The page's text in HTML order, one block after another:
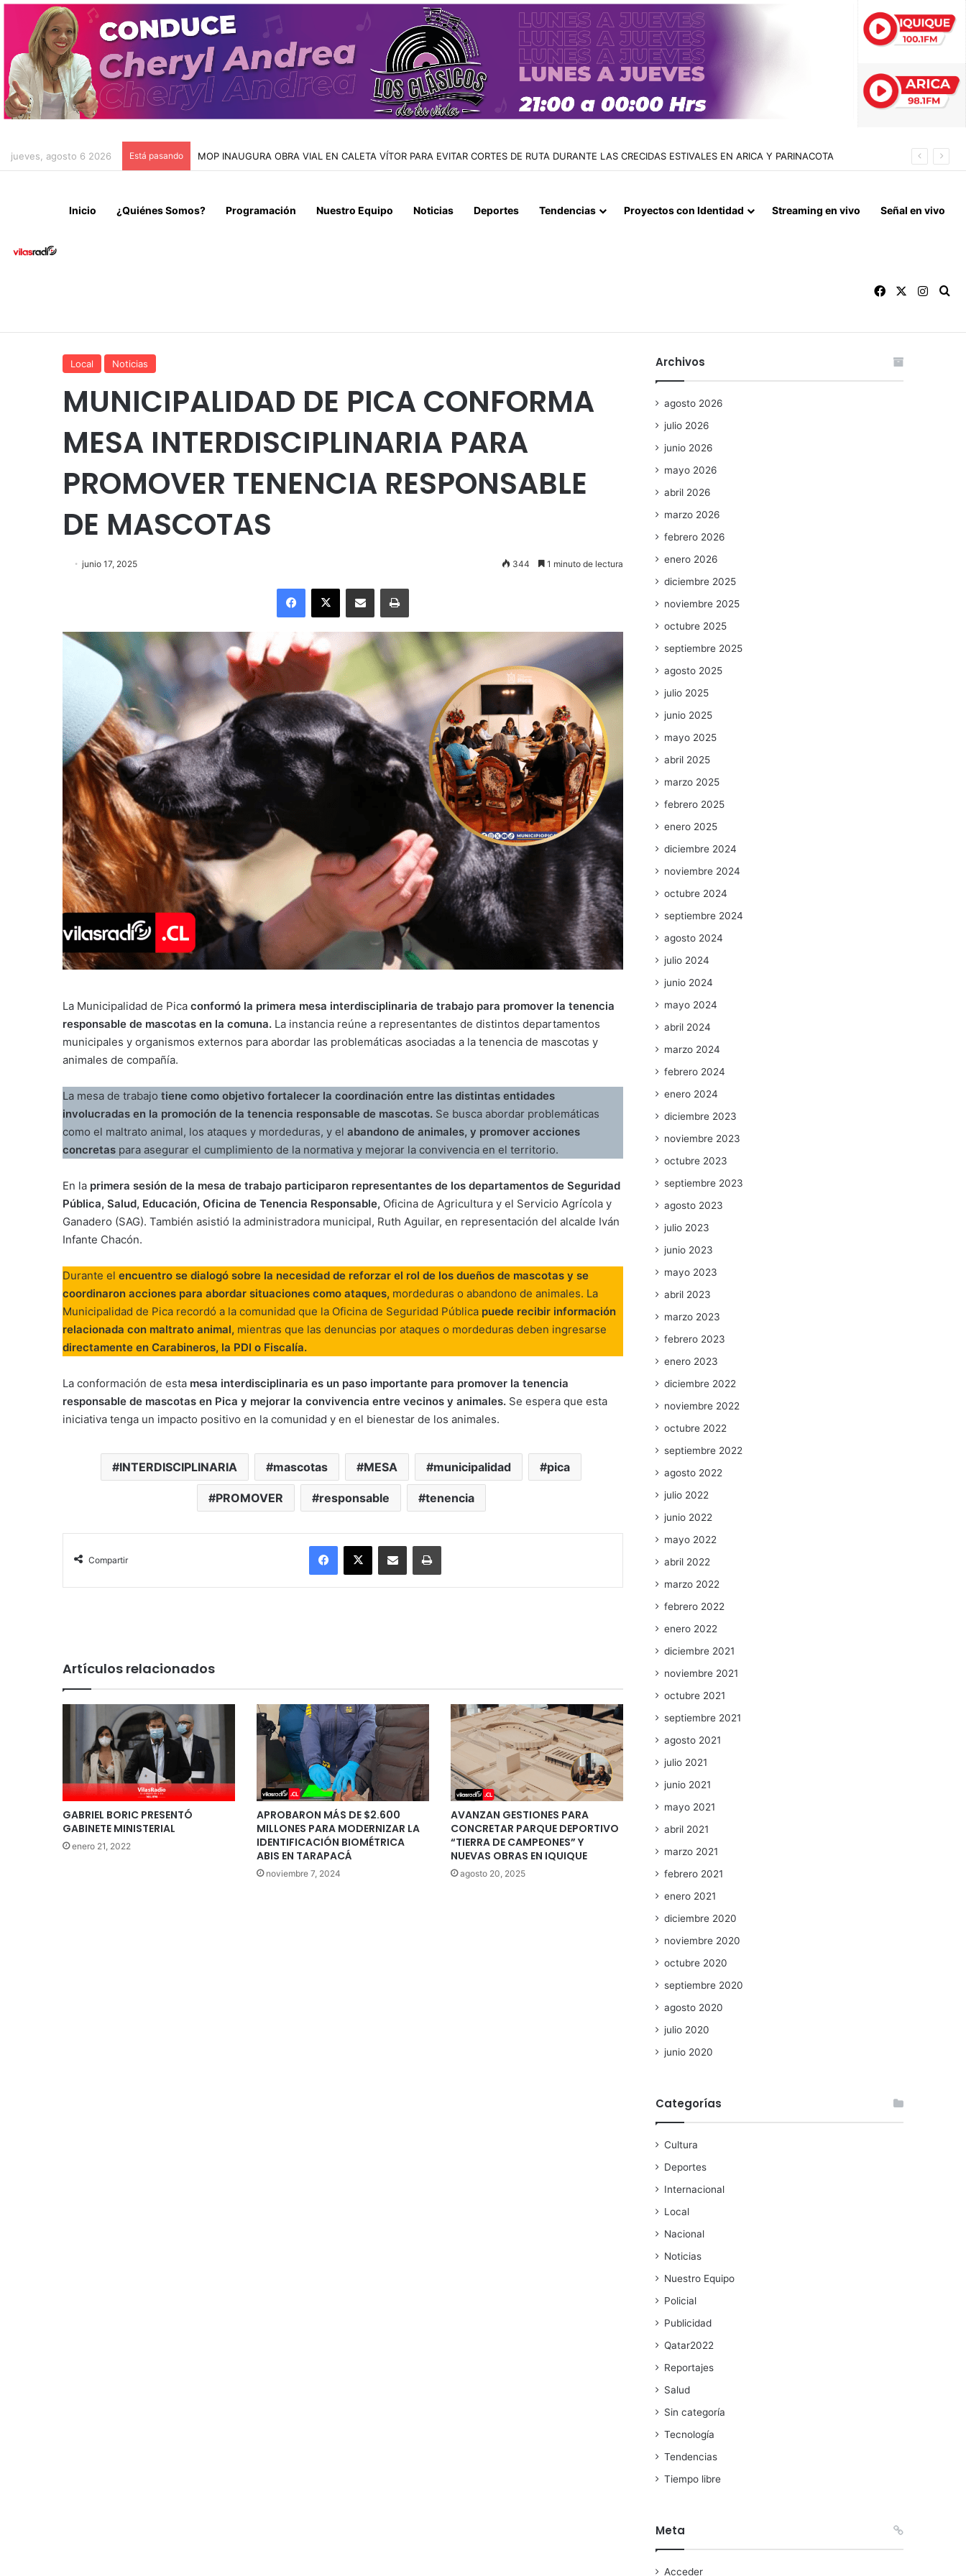
jueves, agosto 6 2026 Está pasando HOSPITAL DE IQUIQUE YA TIENE SU BANDERA DE SAN LORENZO: FUE BENDECIDA POR EL CAPELLÁN Y CONFECCIONADA EN EL MISMO RECINTO
Inicio ¿Quiénes Somos? Programación Nuestro Equipo Noticias Deportes Tendencias Proyectos con Identidad Streaming en vivo Señal en vivo
Facebook
Local Noticias
MUNICIPALIDAD DE PICA CONFORMA
MESA INTERDISCIPLINARIA PARA
PROMOVER TENENCIA RESPONSABLE
DE MASCOTAS
junio 17, 2025 344 1 minuto de lectura
Facebook
X Enviar vía email Imprimir
La Municipalidad de Pica conformó la primera mesa interdisciplinaria de trabajo para promover la tenencia
responsable de mascotas en la comuna. La instancia reúne a representantes de distintos departamentos
municipales y organismos externos para abordar las problemáticas asociadas a la tenencia de mascotas y
animales de compañía.
La mesa de trabajo tiene como objetivo fortalecer la coordinación entre las distintas entidades
involucradas en la promoción de la tenencia responsable de mascotas. Se busca abordar problemáticas
como el maltrato animal, los ataques y mordeduras, y el abandono de animales, y promover acciones
concretas para asegurar el cumplimiento de la normativa y mejorar la convivencia en el territorio.
En la primera sesión de la mesa de trabajo participaron representantes de los departamentos de Seguridad
Pública, Salud, Educación, Oficina de Tenencia Responsable, Oficina de Agricultura y el Servicio Agrícola y
Ganadero (SAG). También asistió la administradora municipal, Ruth Aguilar, en representación del alcalde Iván
Infante Chacón.
Durante el encuentro se dialogó sobre la necesidad de reforzar el rol de los dueños de mascotas y se
coordinaron acciones para abordar situaciones como ataques, mordeduras o abandono de animales. La
Municipalidad de Pica recordó a la comunidad que la Oficina de Seguridad Pública puede recibir información
relacionada con maltrato animal, mientras que las denuncias por ataques o mordeduras deben ingresarse
directamente en Carabineros, la PDI o Fiscalía.
La conformación de esta mesa interdisciplinaria es un paso importante para promover la tenencia
responsable de mascotas en Pica y mejorar la convivencia entre vecinos y animales. Se espera que esta
iniciativa tenga un impacto positivo en la comunidad y en el bienestar de los animales.
INTERDISCIPLINARIA mascotas MESA municipalidad pica
PROMOVER responsable tenencia
Compartir
Facebook
X Enviar vía email Imprimir
Artículos relacionados
GABRIEL BORIC PRESENTÓ
GABINETE MINISTERIAL
enero 21, 2022
APROBARON MÁS DE $2.600
MILLONES PARA MODERNIZAR LA
IDENTIFICACIÓN BIOMÉTRICA
ABIS EN TARAPACÁ
noviembre 7, 2024
AVANZAN GESTIONES PARA
CONCRETAR PARQUE DEPORTIVO
“TIERRA DE CAMPEONES” Y
NUEVAS OBRAS EN IQUIQUE
agosto 20, 2025
Archivos
agosto 2026
julio 2026
junio 2026
mayo 2026
abril 2026
marzo 2026
febrero 2026
enero 2026
diciembre 2025
noviembre 2025
octubre 2025
septiembre 2025
agosto 2025
julio 2025
junio 2025
mayo 2025
abril 2025
marzo 2025
febrero 2025
enero 2025
diciembre 2024
noviembre 2024
octubre 2024
septiembre 2024
agosto 2024
julio 2024
junio 2024
mayo 2024
abril 2024
marzo 2024
febrero 2024
enero 2024
diciembre 2023
noviembre 2023
octubre 2023
septiembre 2023
agosto 2023
julio 2023
junio 2023
mayo 2023
abril 2023
marzo 2023
febrero 2023
enero 2023
diciembre 2022
noviembre 2022
octubre 2022
septiembre 2022
agosto 2022
julio 2022
junio 2022
mayo 2022
abril 2022
marzo 2022
febrero 2022
enero 2022
diciembre 2021
noviembre 2021
octubre 2021
septiembre 2021
agosto 2021
julio 2021
junio 2021
mayo 2021
abril 2021
marzo 2021
febrero 2021
enero 2021
diciembre 2020
noviembre 2020
octubre 2020
septiembre 2020
agosto 2020
julio 2020
junio 2020
Categorías
Cultura
Deportes
Internacional
Local
Nacional
Noticias
Nuestro Equipo
Policial
Publicidad
Qatar2022
Reportajes
Salud
Sin categoría
Tecnología
Tendencias
Tiempo libre
Meta
Acceder